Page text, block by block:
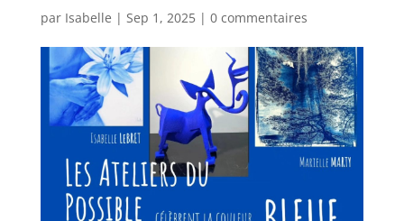
par Isabelle | Sep 1, 2025| 0 commentaires